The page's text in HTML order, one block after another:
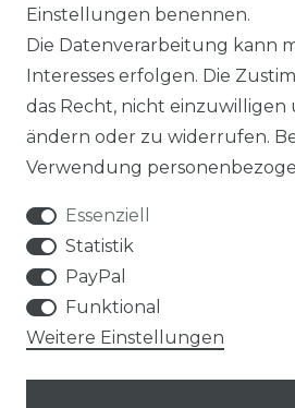
Einstellungen benennen.
Die Datenverarbeitung kann
Interesses erfolgen. Die
das Recht, nicht
ändern oder zu widerrufen.
Verwendung
Essenziell
Statistik
PayPal
Funktional
Weitere Einstellungen